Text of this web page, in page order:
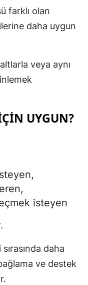
farklı olan
daha uygun
veya aynı
UYGUN?
isteyen
daha
ve destek